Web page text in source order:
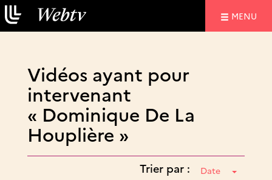
MENU
Vidéos ayant pour
intervenant
« Dominique De La
Houplière »
Trier par : Date